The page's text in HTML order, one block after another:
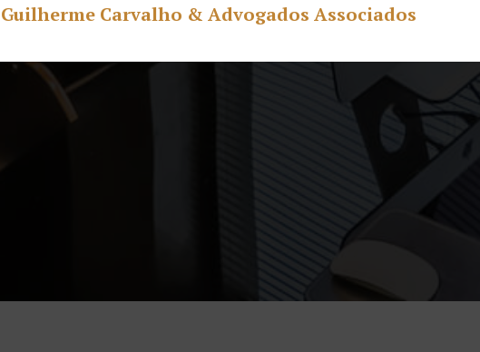
Guilherme Carvalho & Advogados Associados